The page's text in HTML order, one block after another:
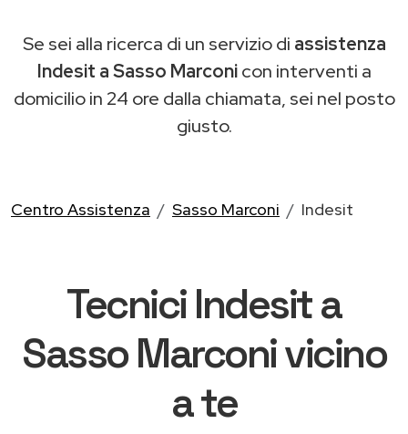
Se sei alla ricerca di un servizio di assistenza
Indesit a Sasso Marconicon interventi a
domicilio in 24 ore dalla chiamata, sei nel posto
giusto.
Centro Assistenza Sasso Marconi Indesit
Tecnici Indesit a
Sasso Marconi vicino
a te